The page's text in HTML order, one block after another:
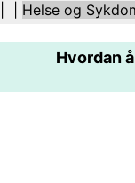
Kosthold Og
Helsebransjen
Sikkerhet
Helse og
Hvordan